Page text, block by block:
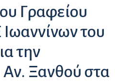
Γραφείου
του
την
Ξανθού στα